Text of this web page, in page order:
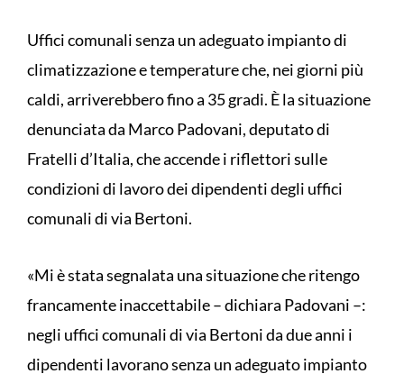
Uffici comunali senza un adeguato impianto di
climatizzazione e temperature che, nei giorni più
caldi, arriverebbero fino a 35 gradi. È la situazione
denunciata da Marco Padovani, deputato di
Fratelli d’Italia, che accende i riflettori sulle
condizioni di lavoro dei dipendenti degli uffici
comunali di via Bertoni.
«Mi è stata segnalata una situazione che ritengo
francamente inaccettabile – dichiara Padovani –:
negli uffici comunali di via Bertoni da due anni i
dipendenti lavorano senza un adeguato impianto